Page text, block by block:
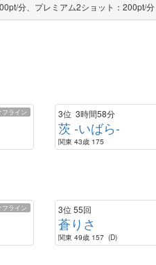
分、プレミアム2ショット：200pt/分
フライン 3位 3時間58分
茨 -いばら-
関東 43歳 175
フライン 3位55回
蒼りさ
関東 49歳 157 (D)